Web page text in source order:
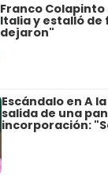
Franco
Italia y estalló de
dejaron"
Escándalo en A
salida de una
incorporación: